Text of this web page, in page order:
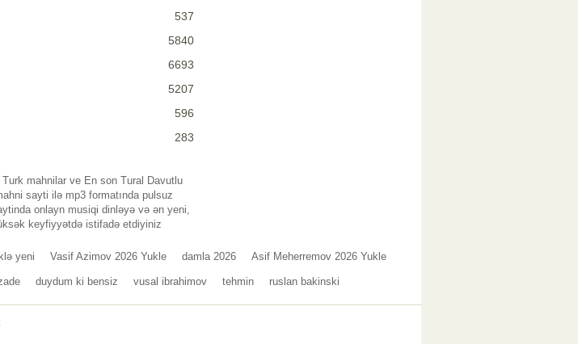
537
5840
6693
5207
596
283
mahnilar ve En son Tural Davutlu
sayti ilə mp3 formatında pulsuz
onlayn musiqi dinləyə və ən yeni,
keyfiyyətdə istifadə etdiyiniz
yeni Vasif Azimov 2026 Yukle damla 2026 Asif Meherremov 2026 Yukle
duydum ki bensiz vusal ibrahimov tehmin ruslan bakinski